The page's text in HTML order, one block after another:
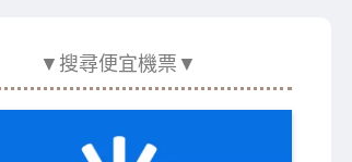
▼搜尋便宜機票▼